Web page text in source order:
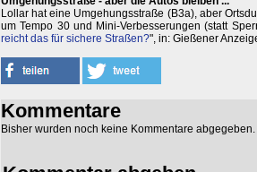
Lollar hat eine Umgehungsstraße (B3a), aber
um Tempo 30 und Mini-Verbesserungen (statt
reicht das für sichere Straßen?", in: Gießener
Kommentare
Bisher wurden noch keine Kommentare abgegeben.